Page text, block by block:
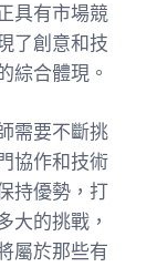
具有市場競
了創意和技
綜合體現。
需要不斷挑
協作和技術
持優勢，打
大的挑戰，
屬於那些有